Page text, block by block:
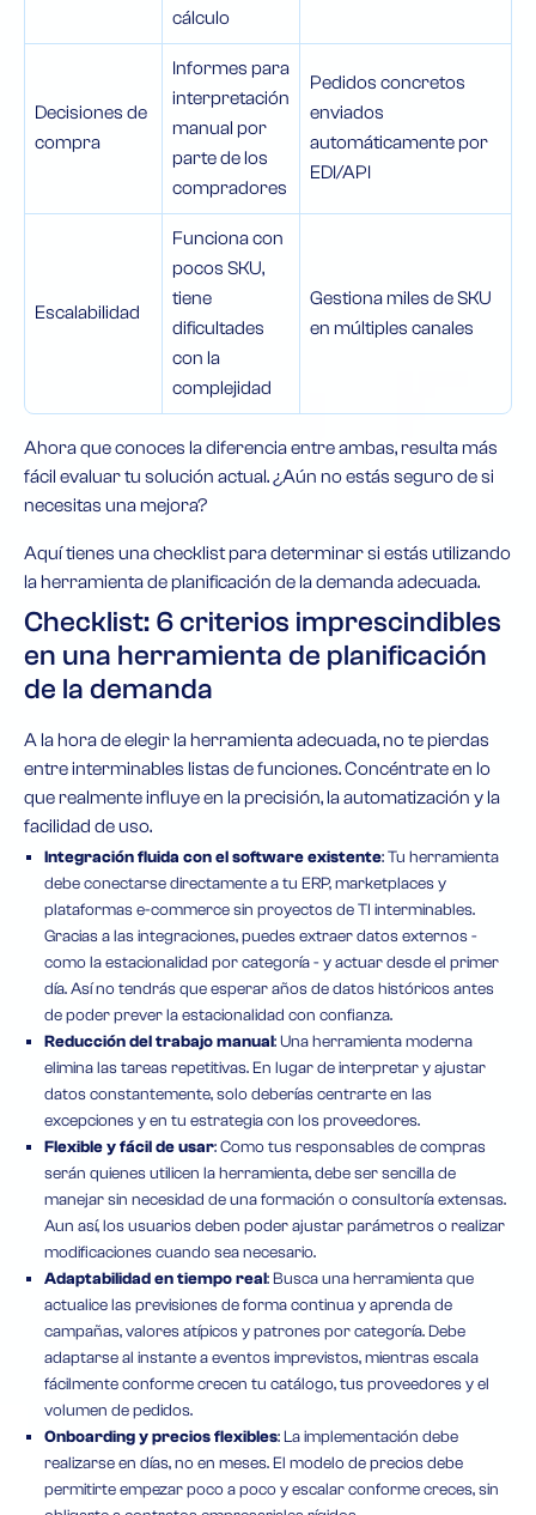
cálculo
Decisiones de
compra
Informes para
interpretación
manual por
parte de los
compradores
Pedidos concretos
enviados
automáticamente por
EDI/API
Escalabilidad
Funciona con
pocos SKU,
tiene
dificultades
con la
complejidad
Gestiona miles de SKU
en múltiples canales
Ahora que conoces la diferencia entre ambas, resulta más
fácil evaluar tu solución actual. ¿Aún no estás seguro de si
necesitas una mejora?
Aquí tienes una checklist para determinar si estás utilizando
la herramienta de planificación de la demanda adecuada.
Checklist: 6 criterios imprescindibles
en una herramienta de planificación
de la demanda
A la hora de elegir la herramienta adecuada, no te pierdas
entre interminables listas de funciones. Concéntrate en lo
que realmente influye en la precisión, la automatización y la
facilidad de uso.
Integración fluida con el software existente: Tu herramienta
debe conectarse directamente a tu ERP, marketplaces y
plataformas e-commerce sin proyectos de TI interminables.
Gracias a las integraciones, puedes extraer datos externos -
como la estacionalidad por categoría - y actuar desde el primer
día. Así no tendrás que esperar años de datos históricos antes
de poder prever la estacionalidad con confianza.
Reducción del trabajo manual: Una herramienta moderna
elimina las tareas repetitivas. En lugar de interpretar y ajustar
datos constantemente, solo deberías centrarte en las
excepciones y en tu estrategia con los proveedores.
Flexible y fácil de usar: Como tus responsables de compras
serán quienes utilicen la herramienta, debe ser sencilla de
manejar sin necesidad de una formación o consultoría extensas.
Aun así, los usuarios deben poder ajustar parámetros o realizar
modificaciones cuando sea necesario.
Adaptabilidad en tiempo real: Busca una herramienta que
actualice las previsiones de forma continua y aprenda de
campañas, valores atípicos y patrones por categoría. Debe
adaptarse al instante a eventos imprevistos, mientras escala
fácilmente conforme crecen tu catálogo, tus proveedores y el
volumen de pedidos.
Onboarding y precios flexibles: La implementación debe
realizarse en días, no en meses. El modelo de precios debe
permitirte empezar poco a poco y escalar conforme creces, sin